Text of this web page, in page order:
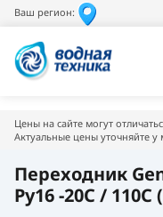
Ваш регион:
Цены на сайте могут
Актуальные цены уточняйте у
Переходник
Pу16 -20C / 110C